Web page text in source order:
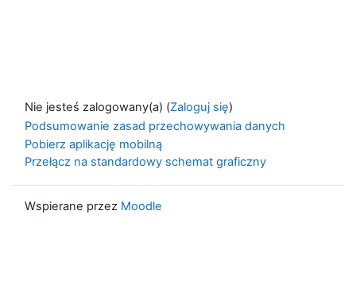
Nie jesteś zalogowany(a) (Zaloguj się)
Podsumowanie zasad przechowywania danych
Pobierz aplikację mobilną
Przełącz na standardowy schemat graficzny
Wspierane przez Moodle